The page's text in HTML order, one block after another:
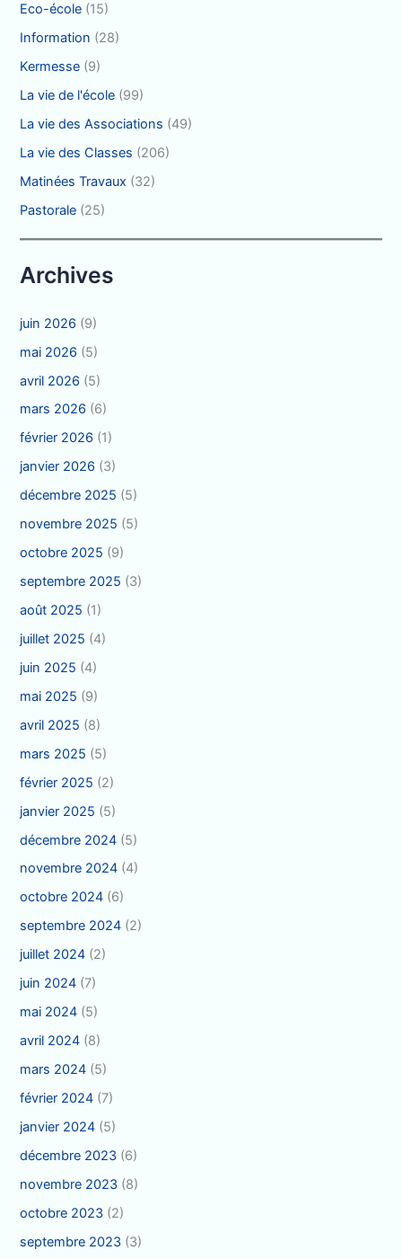
Eco-école (15)
Information (28)
Kermesse (9)
La vie de l'école (99)
La vie des Associations (49)
La vie des Classes (206)
Matinées Travaux (32)
Pastorale (25)
Archives
juin 2026 (9)
mai 2026 (5)
avril 2026 (5)
mars 2026 (6)
février 2026 (1)
janvier 2026 (3)
décembre 2025 (5)
novembre 2025 (5)
octobre 2025 (9)
septembre 2025 (3)
août 2025 (1)
juillet 2025 (4)
juin 2025 (4)
mai 2025 (9)
avril 2025 (8)
mars 2025 (5)
février 2025 (2)
janvier 2025 (5)
décembre 2024 (5)
novembre 2024 (4)
octobre 2024 (6)
septembre 2024 (2)
juillet 2024 (2)
juin 2024 (7)
mai 2024 (5)
avril 2024 (8)
mars 2024 (5)
février 2024 (7)
janvier 2024 (5)
décembre 2023 (6)
novembre 2023 (8)
octobre 2023 (2)
septembre 2023 (3)